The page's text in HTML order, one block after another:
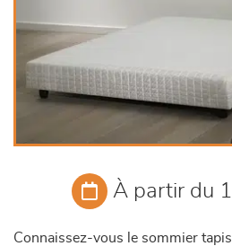
À partir du
Connaissez-vous le sommier